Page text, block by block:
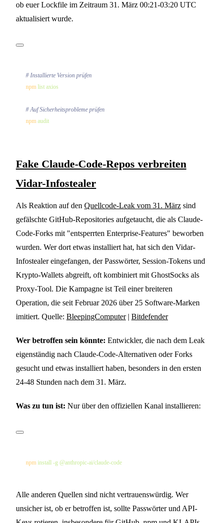
ob euer Lockfile im Zeitraum 31. März 00:21-03:20 UTC
aktualisiert wurde.
npm list
npm
Fake Claude-Code-Repos verbreiten
Vidar-Infostealer
Als Reaktion auf den Quellcode-Leak vom 31. März sind
gefälschte GitHub-Repositories aufgetaucht, die als Claude-
Code-Forks mit "entsperrten Enterprise-Features" beworben
wurden. Wer dort etwas installiert hat, hat sich den Vidar-
Infostealer eingefangen, der Passwörter, Session-Tokens und
Krypto-Wallets abgreift, oft kombiniert mit GhostSocks als
Proxy-Tool. Die Kampagne ist Teil einer breiteren
Operation, die seit Februar 2026 über 25 Software-Marken
imitiert. Quelle: BleepingComputer| Bitdefender
Wer betroffen sein könnte: Entwickler, die nach dem Leak
eigenständig nach Claude-Code-Alternativen oder Forks
gesucht und etwas installiert haben, besonders in den ersten
24-48 Stunden nach dem 31. März.
Was zu tun ist: Nur über den offiziellen Kanal installieren:
npm install -g
Alle anderen Quellen sind nicht vertrauenswürdig. Wer
unsicher ist, ob er betroffen ist, sollte Passwörter und API-